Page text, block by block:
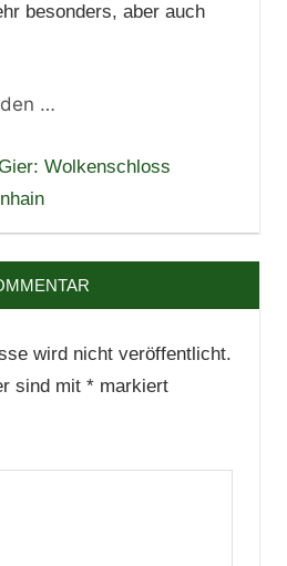
besonders, aber auch
…
Wolkenschloss
wird nicht veröffentlicht.
sind mit *markiert